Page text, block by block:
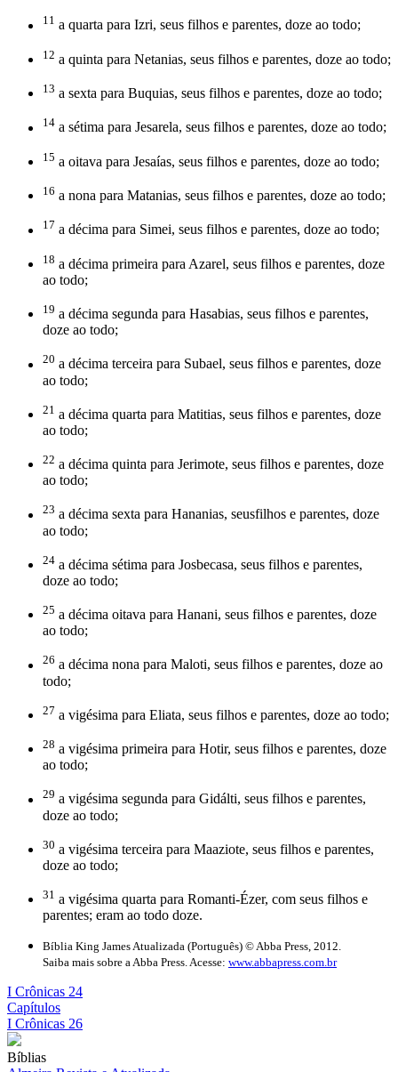
11 a quarta para Izri, seus filhos e parentes, doze ao todo;
12 a quinta para Netanias, seus filhos e parentes, doze ao todo;
13 a sexta para Buquias, seus filhos e parentes, doze ao todo;
14 a sétima para Jesarela, seus filhos e parentes, doze ao todo;
15 a oitava para Jesaías, seus filhos e parentes, doze ao todo;
16 a nona para Matanias, seus filhos e parentes, doze ao todo;
17 a décima para Simei, seus filhos e parentes, doze ao todo;
18 a décima primeira para Azarel, seus filhos e parentes, doze
ao todo;
19 a décima segunda para Hasabias, seus filhos e parentes,
doze ao todo;
20 a décima terceira para Subael, seus filhos e parentes, doze
ao todo;
21 a décima quarta para Matitias, seus filhos e parentes, doze
ao todo;
22 a décima quinta para Jerimote, seus filhos e parentes, doze
ao todo;
23 a décima sexta para Hananias, seusfilhos e parentes, doze
ao todo;
24 a décima sétima para Josbecasa, seus filhos e parentes,
doze ao todo;
25 a décima oitava para Hanani, seus filhos e parentes, doze
ao todo;
26 a décima nona para Maloti, seus filhos e parentes, doze ao
todo;
27 a vigésima para Eliata, seus filhos e parentes, doze ao todo;
28 a vigésima primeira para Hotir, seus filhos e parentes, doze
ao todo;
29 a vigésima segunda para Gidálti, seus filhos e parentes,
doze ao todo;
30 a vigésima terceira para Maaziote, seus filhos e parentes,
doze ao todo;
31 a vigésima quarta para Romanti-Ézer, com seus filhos e
parentes; eram ao todo doze.
Bíblia King James Atualizada (Português) © Abba Press, 2012.
Saiba mais sobre a Abba Press. Acesse: www.abbapress.com.br
I Crônicas 24
Capítulos
I Crônicas 26
Bíblias